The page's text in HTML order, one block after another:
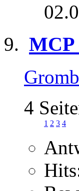
MCP
4
1 2 3 4